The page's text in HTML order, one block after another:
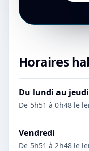
Horaires
Du lundi au jeudi
De 5h51 à 0h48 le
Vendredi
De 5h51 à 2h48 le